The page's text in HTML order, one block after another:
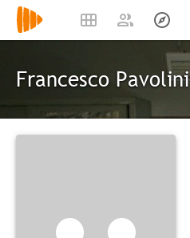
Francesco Pavolini